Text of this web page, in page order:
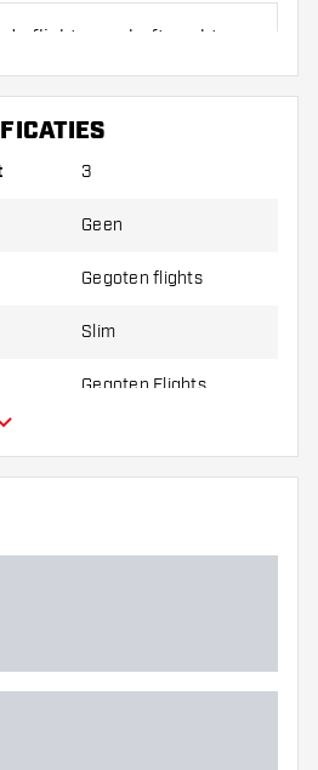
flights en shafts achter
vorm, materiaal of
bij je past!
3
Geen
Gegoten flights
Slim
Gegoten Flights